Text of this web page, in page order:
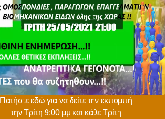
Πατήστε εδώ για να δείτε την εκπομπή
την Τρίτη 9:00 μμ και κάθε Τρίτη